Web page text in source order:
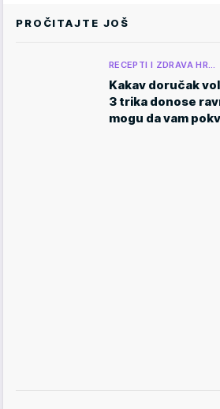
PROČITAJTE JOŠ
RECEPTI I ZDRAVA HR…
Kakav doručak
3 trika donose
mogu da vam